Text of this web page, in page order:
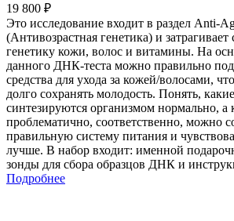
19 800 ₽
Это исследование входит в раздел Anti-
(Антивозрастная генетика) и
генетику кожи, волос и витамины. На
данного ДНК-теста можно правильно
средства для ухода за кожей/волосами,
долго сохранять молодость. Понять,
синтезируются организмом нормально, а
проблематично, соответственно, можно
правильную систему питания и
лучше. В набор входит: именной
зонды для сбора образцов ДНК и
Подробнее